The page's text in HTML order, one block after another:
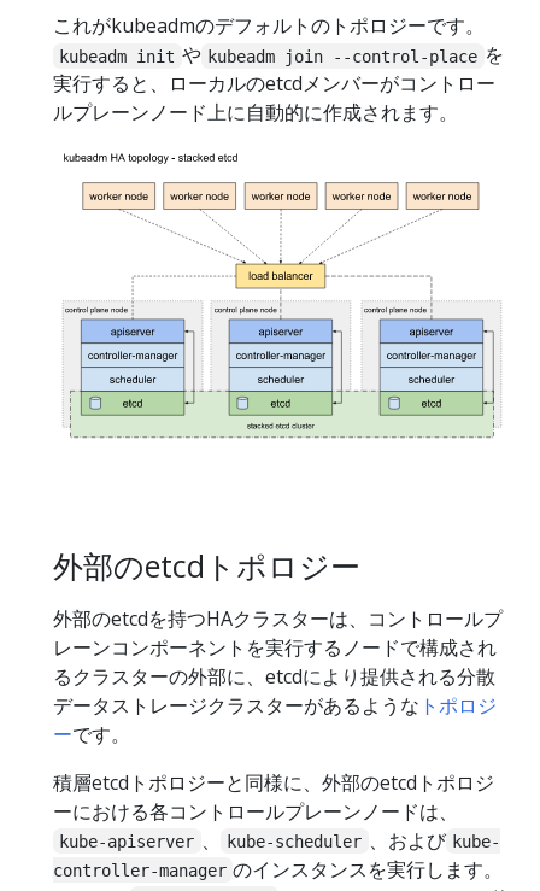
これがkubeadmのデフォルトのトポロジーです。
kubeadm init や kubeadm join --control-place を
実行すると、ローカルのetcdメンバーがコントロー
ルプレーンノード上に自動的に作成されます。
外部のetcdトポロジー
外部のetcdを持つHAクラスターは、コントロールプ
レーンコンポーネントを実行するノードで構成され
るクラスターの外部に、etcdにより提供される分散
データストレージクラスターがあるような トポロジ
ーです。
積層etcdトポロジーと同様に、外部のetcdトポロジ
ーにおける各コントロールプレーンノードは、
kube-apiserver 、 kube-scheduler 、および kube-
controller-manager のインスタンスを実行します。